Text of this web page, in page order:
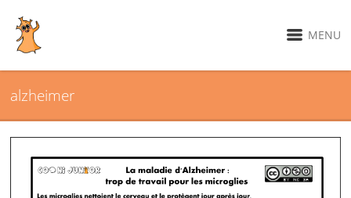
MENU
alzheimer